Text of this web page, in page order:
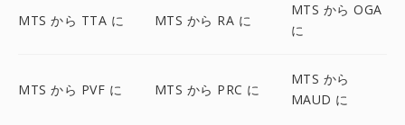
MTS から TTA に MTS から RA に
MTS から OGA
に
MTS から PVF に MTS から PRC に
MTS から
MAUD に